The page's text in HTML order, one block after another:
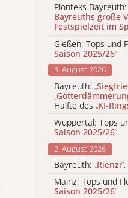
Pionteks Bayreuth:
Bayreuths große
Festspielzeit im
Gießen: Tops und
Saison 2025/26“
3. August 2026
Bayreuth: „
„
Hälfte des „KI-
Wuppertal: Tops
Saison 2025/26“
2. August 2026
Bayreuth: „Rienzi“
Mainz: Tops und
Saison 2025/26“